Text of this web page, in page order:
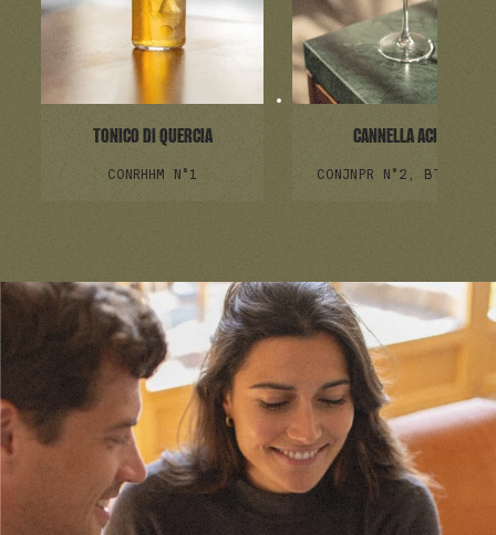
TONICO DI QUERCIA
CONRHHM N°1
CANNELLA ACIDA
CONJNPR N°2, BTTR N°1